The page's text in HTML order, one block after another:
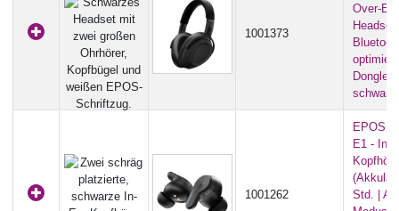
1001373
Over-
Headset
Dongle) -
schwarz
1001262
EPOS
E1 - In-
Std. |